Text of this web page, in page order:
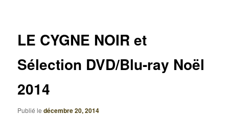
LE CYGNE NOIR et
Sélection DVD/Blu-ray Noël
2014
Publié ledécembre 20, 2014